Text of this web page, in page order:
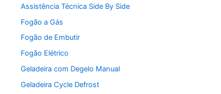
Assistência Técnica Side By Side
Fogão a Gás
Fogão de Embutir
Fogão Elétrico
Geladeira com Degelo Manual
Geladeira Cycle Defrost